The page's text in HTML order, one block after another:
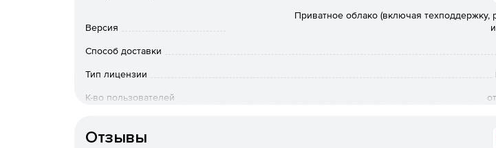
Возможна подборка эффективных приемов геймификации и помощь с внедрением, а
модели компетенций и индивидуальные обучающие траектории для сотрудников.
Если важно, чтобы система обучения находилась внутри корпоративной (например, 1С) –
Версия
Приватное облако (включая техподдержку,
Способ доставки
Тип лицензии
К-во пользователей
Отзывы